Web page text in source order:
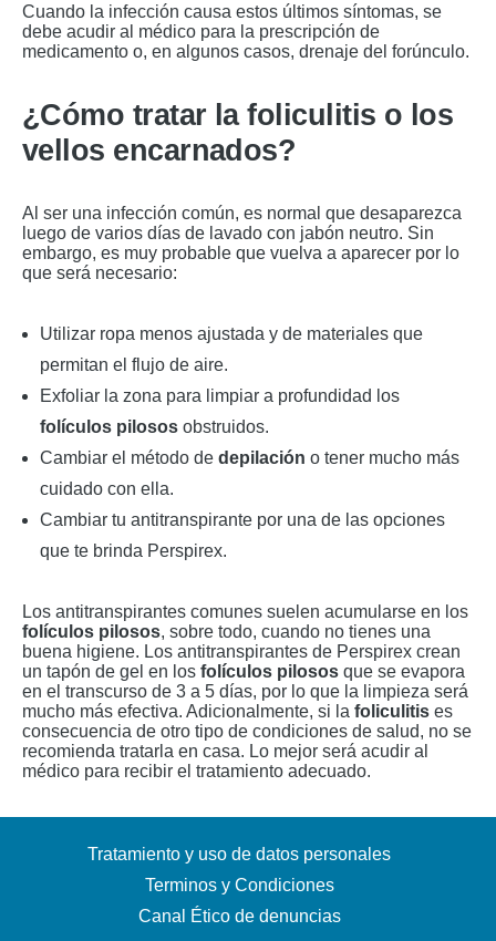
Cuando la infección causa estos últimos síntomas, se
debe acudir al médico para la prescripción de
medicamento o, en algunos casos, drenaje del forúnculo.
¿Cómo tratar la foliculitis o los
vellos encarnados?
Al ser una infección común, es normal que desaparezca
luego de varios días de lavado con jabón neutro. Sin
embargo, es muy probable que vuelva a aparecer por lo
que será necesario:
Utilizar ropa menos ajustada y de materiales que
permitan el flujo de aire.
Exfoliar la zona para limpiar a profundidad los
folículos pilosos obstruidos.
Cambiar el método de depilación o tener mucho más
cuidado con ella.
Cambiar tu antitranspirante por una de las opciones
que te brinda Perspirex.
Los antitranspirantes comunes suelen acumularse en los
folículos pilosos, sobre todo, cuando no tienes una
buena higiene. Los antitranspirantes de Perspirex crean
un tapón de gel en los folículos pilosos que se evapora
en el transcurso de 3 a 5 días, por lo que la limpieza será
mucho más efectiva. Adicionalmente, si la foliculitis es
consecuencia de otro tipo de condiciones de salud, no se
recomienda tratarla en casa. Lo mejor será acudir al
médico para recibir el tratamiento adecuado.
Tratamiento y uso de datos personales
Terminos y Condiciones
Canal Ético de denuncias